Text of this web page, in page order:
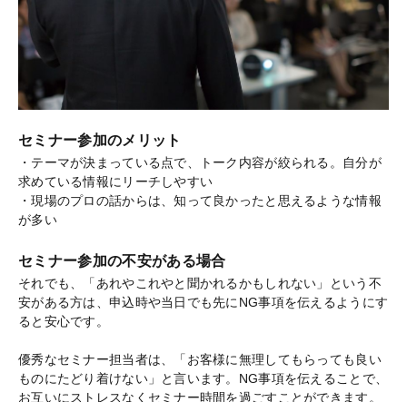
セミナー参加のメリット
・テーマが決まっている点で、トーク内容が絞られる。自分が
求めている情報にリーチしやすい
・現場のプロの話からは、知って良かったと思えるような情報
が多い
セミナー参加の不安がある場合
それでも、「あれやこれやと聞かれるかもしれない」という不
安がある方は、申込時や当日でも先にNG事項を伝えるようにす
ると安心です。
優秀なセミナー担当者は、「お客様に無理してもらっても良い
ものにたどり着けない」と言います。NG事項を伝えることで、
お互いにストレスなくセミナー時間を過ごすことができます。